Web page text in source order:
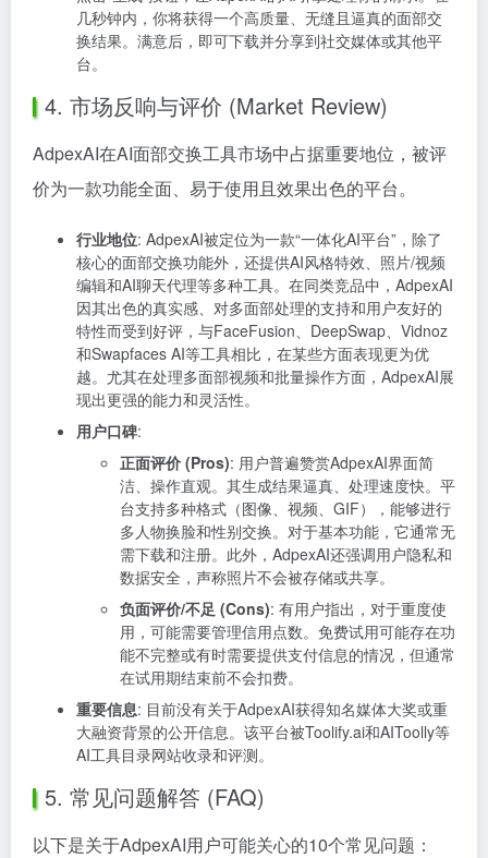
几秒钟内，你将获得一个高质量、无缝且逼真的面部交
换结果。满意后，即可下载并分享到社交媒体或其他平
台。
4. 市场反响与评价 (Market Review)
AdpexAI在AI面部交换工具市场中占据重要地位，被评
价为一款功能全面、易于使用且效果出色的平台。
行业地位: AdpexAI被定位为一款“一体化AI平台”，除了
核心的面部交换功能外，还提供AI风格特效、照片/视频
编辑和AI聊天代理等多种工具。在同类竞品中，AdpexAI
因其出色的真实感、对多面部处理的支持和用户友好的
特性而受到好评，与FaceFusion、DeepSwap、Vidnoz
和Swapfaces AI等工具相比，在某些方面表现更为优
越。尤其在处理多面部视频和批量操作方面，AdpexAI展
现出更强的能力和灵活性。
用户口碑:
正面评价 (Pros): 用户普遍赞赏AdpexAI界面简
洁、操作直观。其生成结果逼真、处理速度快。平
台支持多种格式（图像、视频、GIF），能够进行
多人物换脸和性别交换。对于基本功能，它通常无
需下载和注册。此外，AdpexAI还强调用户隐私和
数据安全，声称照片不会被存储或共享。
负面评价/不足 (Cons): 有用户指出，对于重度使
用，可能需要管理信用点数。免费试用可能存在功
能不完整或有时需要提供支付信息的情况，但通常
在试用期结束前不会扣费。
重要信息: 目前没有关于AdpexAI获得知名媒体大奖或重
大融资背景的公开信息。该平台被Toolify.ai和AIToolly等
AI工具目录网站收录和评测。
5. 常见问题解答 (FAQ)
以下是关于AdpexAI用户可能关心的10个常见问题：